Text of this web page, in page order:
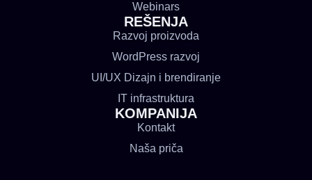
Webinars
REŠENJA
Razvoj proizvoda
WordPress razvoj
UI/UX Dizajn i brendiranje
IT infrastruktura
KOMPANIJA
Kontakt
Naša priča